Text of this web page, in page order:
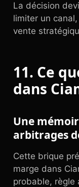
La décision
limiter un
vente
11. Ce
dans
Une
arbitrages
Cette brique
marge dans
probable, règle